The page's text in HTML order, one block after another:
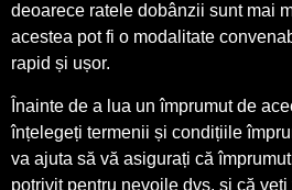
deoarece ratele dobânzii sunt mai
acestea pot fi o modalitate
rapid și ușor.
Înainte de a lua un împrumut de
înțelegeți termenii și condițiile
va ajuta să vă asigurați că
potrivit pentru nevoile dvs. și că